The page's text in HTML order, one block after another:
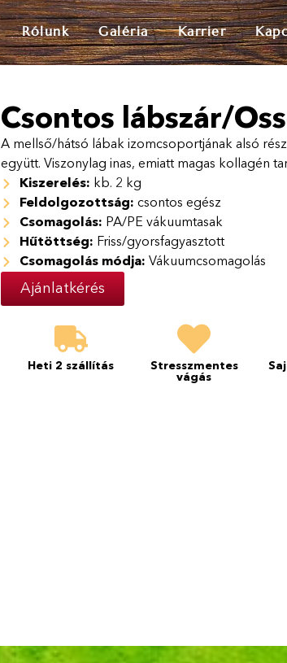
Rólunk Galéria Karrier
Csontos lábszár/
A mellső/hátsó lábak izomcsoportjának alsó
együtt. Viszonylag inas, emiatt magas kollagén
Kiszerelés: kb. 2 kg
Feldolgozottság: csontos egész
Csomagolás: PA/PE vákuumtasak
Hűtöttség: Friss/gyorsfagyasztott
Csomagolás módja: Vákuumcsomagolás
Ajánlatkérés
Heti 2 szállítás
Stresszmentes
vágás